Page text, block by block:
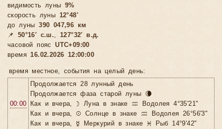
видимость луны 9%
скорость луны 12°48'
до луны390 047,96 км
📌 50°16′ с.ш.,127°32′ в.д.
часовой поясUTC+09:00
время16.02.2026 12:00:00
время местное, cобытия на целый день:
00:00
Продолжается 28 лунный день
Продолжается фаза старой луны 🌘
Как и вчера, ☽ Луна в знаке ♒ Водолея 4°35'21"
Как и вчера, ☉ Солнце в знаке ♒ Водолея 26°56'3"
Как и вчера, ☿ Меркурий в знаке ♓ Рыб 14°9'42"